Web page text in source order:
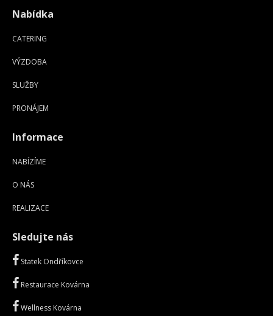
Nabídka
CATERING
VÝZDOBA
SLUŽBY
PRONÁJEM
Informace
NABÍZÍME
O NÁS
REALIZACE
Sledujte nás
Statek Ondříkovce
Restaurace Kovárna
Wellness Kovárna